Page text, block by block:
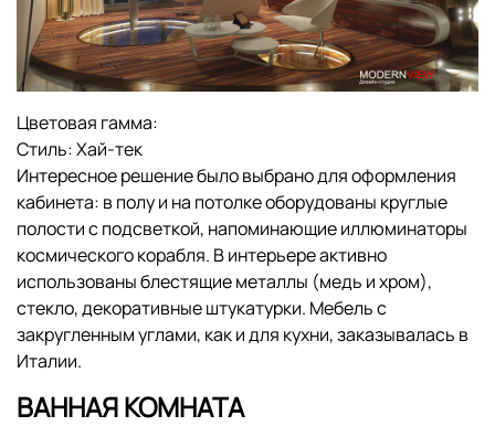
Цветовая гамма:
Стиль:Хай-тек
Интересное решение было выбрано для оформления
кабинета: в полу и на потолке оборудованы круглые
полости с подсветкой, напоминающие иллюминаторы
космического корабля. В интерьере активно
использованы блестящие металлы (медь и хром),
стекло, декоративные штукатурки. Мебель с
закругленным углами, как и для кухни, заказывалась в
Италии.
ВАННАЯ КОМНАТА